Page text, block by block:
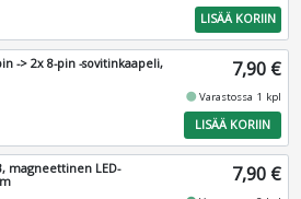
LISÄÄ KORIIN
-> 2x 8-pin -sovitinkaapeli,
7,90 €
fiber_manual_recordVarastossa 1 kpl
LISÄÄ KORIIN
magneettinen LED-
7,90 €